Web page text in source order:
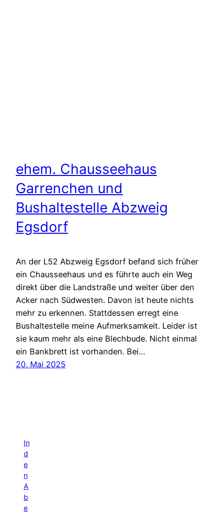
ehem. Chausseehaus
Garrenchen und
Bushaltestelle Abzweig
Egsdorf
An der L52 Abzweig Egsdorf befand sich früher
ein Chausseehaus und es führte auch ein Weg
direkt über die Landstraße und weiter über den
Acker nach Südwesten. Davon ist heute nichts
mehr zu erkennen. Stattdessen erregt eine
Bushaltestelle meine Aufmerksamkeit. Leider ist
sie kaum mehr als eine Blechbude. Nicht einmal
ein Bankbrett ist vorhanden. Bei…
20. Mai 2025
In
d
e
n
A
b
e